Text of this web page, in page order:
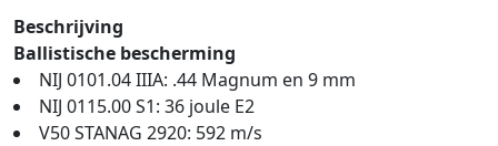
Beschrijving
Ballistische bescherming
NIJ 0101.04 IIIA: .44 Magnum en 9 mm
NIJ 0115.00 S1: 36 joule E2
V50 STANAG 2920: 592 m/s